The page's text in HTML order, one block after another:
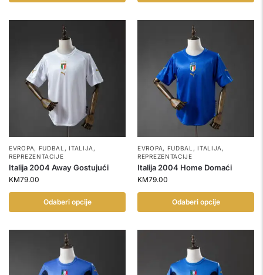
EVROPA, FUDBAL ,ITALIJA ,
REPREZENTACIJE
Italija 2004 Away Gostujući
KM79.00
Odaberi opcije
EVROPA, FUDBAL ,ITALIJA ,
REPREZENTACIJE
Italija 2004 Home Domaći
KM79.00
Odaberi opcije